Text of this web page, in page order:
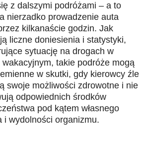
z dalszymi podróżami – a to
nierzadko prowadzenie auta
kilkanaście godzin. Jak
liczne doniesienia i statystyki,
sytuację na drogach w
wakacyjnym, takie podróże mogą
w skutki, gdy kierowcy źle
swoje możliwości zdrowotne i nie
odpowiednich środków
pod kątem własnego
i wydolności organizmu.